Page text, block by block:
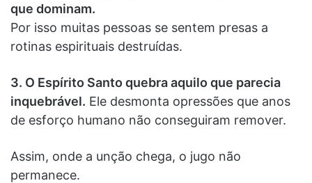
que dominam.
Por isso muitas pessoas se sentem presas a
rotinas espirituais destruídas.
3. O Espírito Santo quebra aquilo que parecia
inquebrável. Ele desmonta opressões que anos
de esforço humano não conseguiram remover.
Assim, onde a unção chega, o jugo não
permanece.